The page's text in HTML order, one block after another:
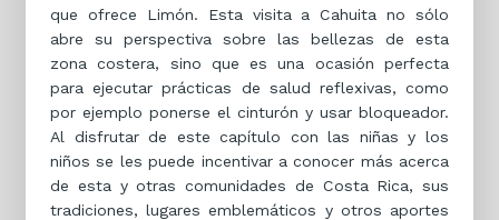
que ofrece Limón. Esta visita a Cahuita no sólo
abre su perspectiva sobre las bellezas de esta
zona costera, sino que es una ocasión perfecta
para ejecutar prácticas de salud reflexivas, como
por ejemplo ponerse el cinturón y usar bloqueador.
Al disfrutar de este capítulo con las niñas y los
niños se les puede incentivar a conocer más acerca
de esta y otras comunidades de Costa Rica, sus
tradiciones, lugares emblemáticos y otros aportes